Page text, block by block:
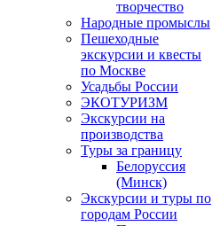
творчество
Народные промыслы
Пешеходные
экскурсии и квесты
по Москве
Усадьбы России
ЭКОТУРИЗМ
Экскурсии на
производства
Туры за границу
Белоруссия
(Минск)
Экскурсии и туры по
городам России